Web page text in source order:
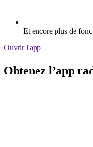
Et encore plus de
Ouvrir l'app
Obtenez l’app